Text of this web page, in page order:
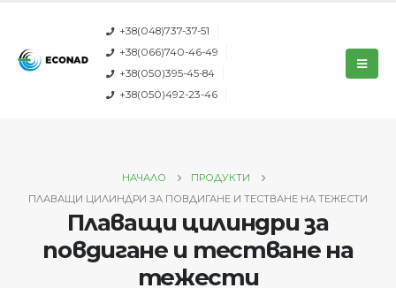
+38(048)737-37-51
+38(066)740-46-49
+38(050)395-45-84
+38(050)492-23-46
НАЧАЛО
ПРОДУКТИ
ПЛАВАЩИ ЦИЛИНДРИ ЗА ПОВДИГАНЕ И ТЕСТВАНЕ НА ТЕЖЕСТИ
Плаващи цилиндри за
повдигане и тестване на
тежести